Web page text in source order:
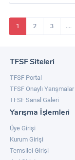
1 2 3 ....
TFSF Siteleri
TFSF Portal
TFSF Onaylı Yarışmalar
TFSF Sanal Galeri
Yarışma İşlemleri
Üye Girişi
Kurum Girişi
Temsilci Girişi